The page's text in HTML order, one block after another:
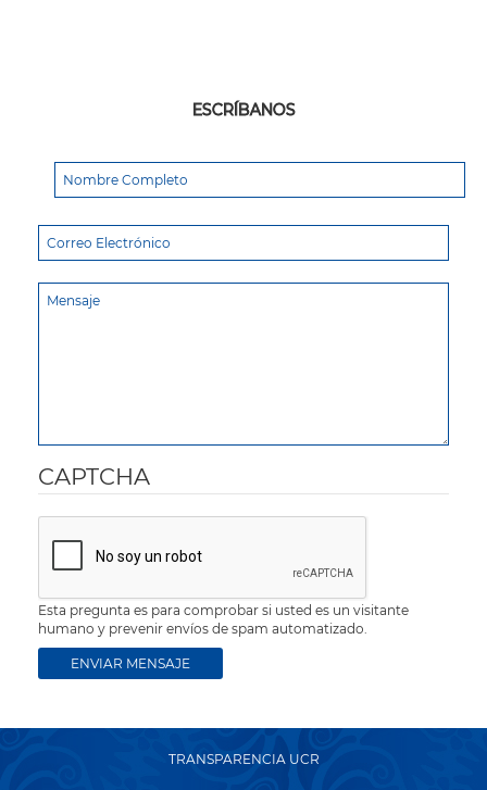
ESCRÍBANOS
CAPTCHA
Esta pregunta es para comprobar si usted es un visitante
humano y prevenir envíos de spam automatizado.
TRANSPARENCIA UCR